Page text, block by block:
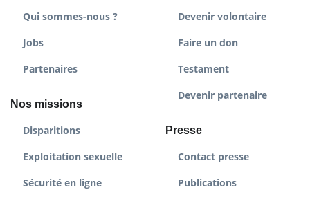
Qui sommes-nous ?
Jobs
Partenaires
Nos missions
Disparitions
Exploitation sexuelle
Sécurité en ligne
Devenir volontaire
Faire un don
Testament
Devenir partenaire
Presse
Contact presse
Publications